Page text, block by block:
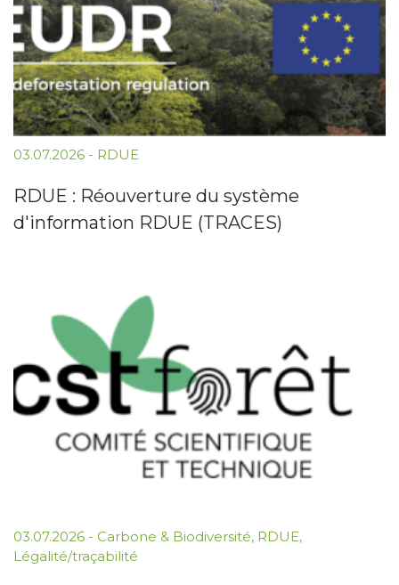
03.07.2026 - RDUE
RDUE : Réouverture du système
d'information RDUE (TRACES)
03.07.2026 - Carbone & Biodiversité, RDUE,
Légalité/traçabilité